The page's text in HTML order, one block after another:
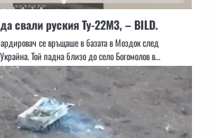
свали руския Ту-22М3, – BILD.
се връщаше в базата в Моздок след
Той падна близо до село Богомолов в…